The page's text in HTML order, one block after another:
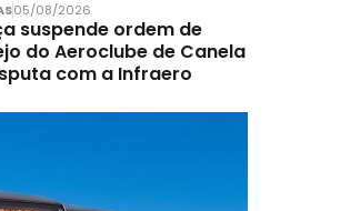
05/08/2026
suspende ordem de
do Aeroclube de Canela
com a Infraero